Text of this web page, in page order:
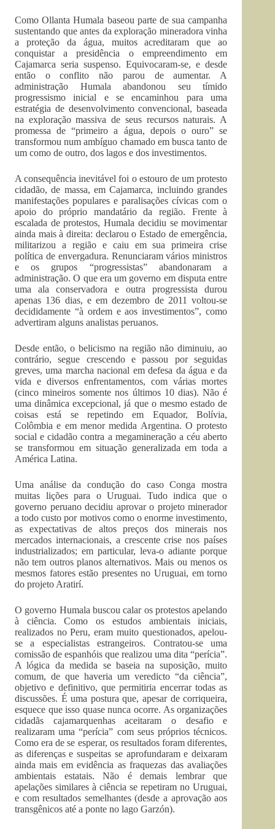
Como Ollanta Humala baseou parte de sua campanha
sustentando que antes da exploração mineradora vinha
a proteção da água, muitos acreditaram que ao
conquistar a presidência o empreendimento em
Cajamarca seria suspenso. Equivocaram-se, e desde
então o conflito não parou de aumentar. A
administração Humala abandonou seu tímido
progressismo inicial e se encaminhou para uma
estratégia de desenvolvimento convencional, baseada
na exploração massiva de seus recursos naturais. A
promessa de “primeiro a água, depois o ouro” se
transformou num ambíguo chamado em busca tanto de
um como de outro, dos lagos e dos investimentos.
A consequência inevitável foi o estouro de um protesto
cidadão, de massa, em Cajamarca, incluindo grandes
manifestações populares e paralisações cívicas com o
apoio do próprio mandatário da região. Frente à
escalada de protestos, Humala decidiu se movimentar
ainda mais à direita: declarou o Estado de emergência,
militarizou a região e caiu em sua primeira crise
política de envergadura. Renunciaram vários ministros
e os grupos “progressistas” abandonaram a
administração. O que era um governo em disputa entre
uma ala conservadora e outra progressista durou
apenas 136 dias, e em dezembro de 2011 voltou-se
decididamente “à ordem e aos investimentos”, como
advertiram alguns analistas peruanos.
Desde então, o belicismo na região não diminuiu, ao
contrário, segue crescendo e passou por seguidas
greves, uma marcha nacional em defesa da água e da
vida e diversos enfrentamentos, com várias mortes
(cinco mineiros somente nos últimos 10 dias). Não é
uma dinâmica excepcional, já que o mesmo estado de
coisas está se repetindo em Equador, Bolívia,
Colômbia e em menor medida Argentina. O protesto
social e cidadão contra a megamineração a céu aberto
se transformou em situação generalizada em toda a
América Latina.
Uma análise da condução do caso Conga mostra
muitas lições para o Uruguai. Tudo indica que o
governo peruano decidiu aprovar o projeto minerador
a todo custo por motivos como o enorme investimento,
as expectativas de altos preços dos minerais nos
mercados internacionais, a crescente crise nos países
industrializados; em particular, leva-o adiante porque
não tem outros planos alternativos. Mais ou menos os
mesmos fatores estão presentes no Uruguai, em torno
do projeto Aratirí.
O governo Humala buscou calar os protestos apelando
à ciência. Como os estudos ambientais iniciais,
realizados no Peru, eram muito questionados, apelou-
se a especialistas estrangeiros. Contratou-se uma
comissão de espanhóis que realizou uma dita “perícia”.
A lógica da medida se baseia na suposição, muito
comum, de que haveria um veredicto “da ciência”,
objetivo e definitivo, que permitiria encerrar todas as
discussões. É uma postura que, apesar de corriqueira,
esquece que isso quase nunca ocorre. As organizações
cidadãs cajamarquenhas aceitaram o desafio e
realizaram uma “perícia” com seus próprios técnicos.
Como era de se esperar, os resultados foram diferentes,
as diferenças e suspeitas se aprofundaram e deixaram
ainda mais em evidência as fraquezas das avaliações
ambientais estatais. Não é demais lembrar que
apelações similares à ciência se repetiram no Uruguai,
e com resultados semelhantes (desde a aprovação aos
transgênicos até a ponte no lago Garzón).